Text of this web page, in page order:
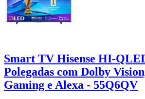
Smart TV Hisense HI-
Polegadas com Dolby
Gaming e Alexa - 55Q6QV